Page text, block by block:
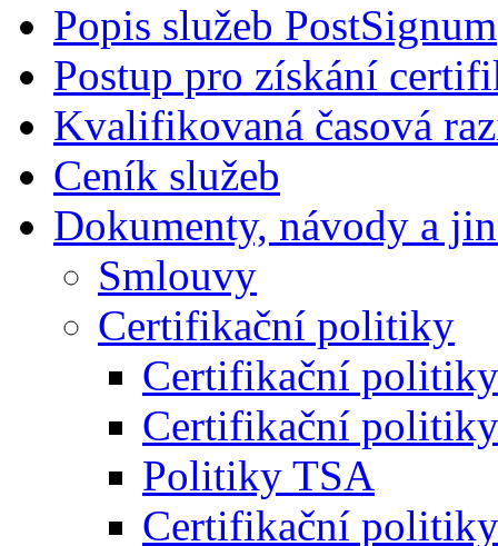
Popis služeb PostSignum
Postup pro získání
Kvalifikovaná časová
Ceník služeb
Dokumenty, návody a
Smlouvy
Certifikační politiky
Certifikační
Certifikační
Politiky TSA
Certifikační